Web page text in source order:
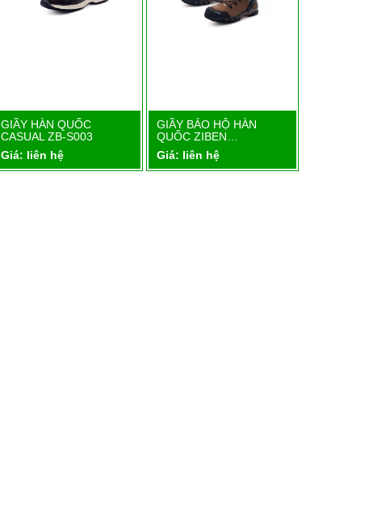
Chi tiết
GIẦY HÀN QUỐC
CASUAL ZB-S003
Giá: liên hệ
Chi tiết
GIẦY BẢO HỘ HÀN
QUỐC ZIBEN…
Giá: liên hệ